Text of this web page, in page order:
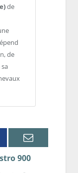
de
de
Email
900